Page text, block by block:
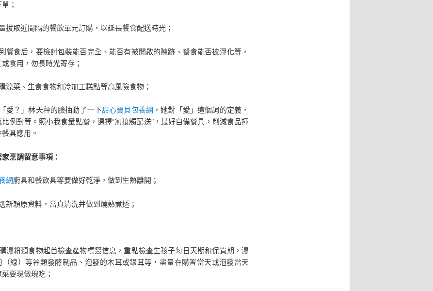
；
取近間隔的餐飲單元訂購，以延長餐食配送時光；
食后，要檢討包裝能否完全、能否有被開啟的陳跡、餐食能否被淨化等，
食用，勿長時光寄存；
菜、生食食物和冷加工糕點等高風險食物；
？」林天秤的臉抽動了一下甜心寶貝包養網 ，她對「愛」這個詞的定義，
例對等。照小我食量點餐，選擇“無接觸配送”，最好自備餐具，削減食品揮
具應用。
調留意事項：
網廚具和餐飲具等要做好乾淨，做到生熟離開；
穎原資料，當真清洗并做到燒熟煮透；
粉類食物起首檢查產物標簽信息，重點檢查生孩子每日天期和保質期，濕
（線）等谷類發酵制品、泡發的木耳或銀耳等，盡量在購置當天或泡發當天
要現做現吃；